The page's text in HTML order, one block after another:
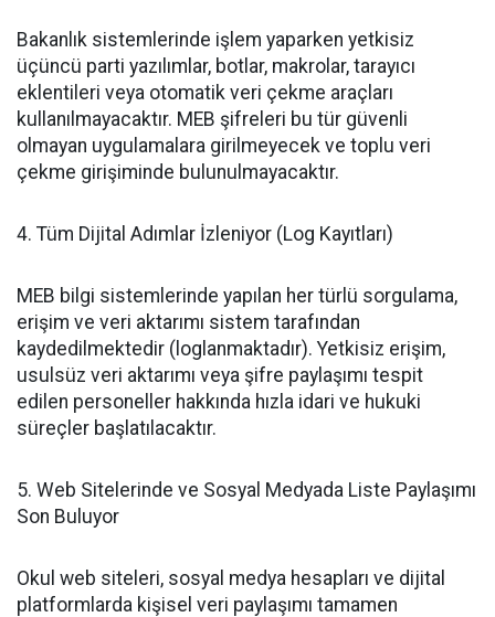
​Bakanlık sistemlerinde işlem yaparken yetkisiz
üçüncü parti yazılımlar, botlar, makrolar, tarayıcı
eklentileri veya otomatik veri çekme araçları
kullanılmayacaktır. MEB şifreleri bu tür güvenli
olmayan uygulamalara girilmeyecek ve toplu veri
çekme girişiminde bulunulmayacaktır.
​4. Tüm Dijital Adımlar İzleniyor (Log Kayıtları)
​MEB bilgi sistemlerinde yapılan her türlü sorgulama,
erişim ve veri aktarımı sistem tarafından
kaydedilmektedir (loglanmaktadır). Yetkisiz erişim,
usulsüz veri aktarımı veya şifre paylaşımı tespit
edilen personeller hakkında hızla idari ve hukuki
süreçler başlatılacaktır.
​5. Web Sitelerinde ve Sosyal Medyada Liste Paylaşımı
Son Buluyor
​Okul web siteleri, sosyal medya hesapları ve dijital
platformlarda kişisel veri paylaşımı tamamen